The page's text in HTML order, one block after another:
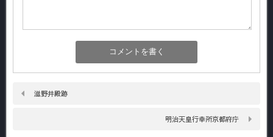
滋野井殿跡
明治天皇行幸所京都府庁